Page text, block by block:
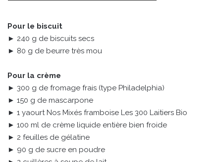
Pour le biscuit
► 240 g de biscuits secs
► 80 g de beurre très mou
Pour la crème
► 300 g de fromage frais (type Philadelphia)
► 150 g de mascarpone
► 1 yaourt Nos Mixés framboise Les 300 Laitiers Bio
► 100 ml de crème liquide entière bien froide
► 2 feuilles de gélatine
► 90 g de sucre en poudre